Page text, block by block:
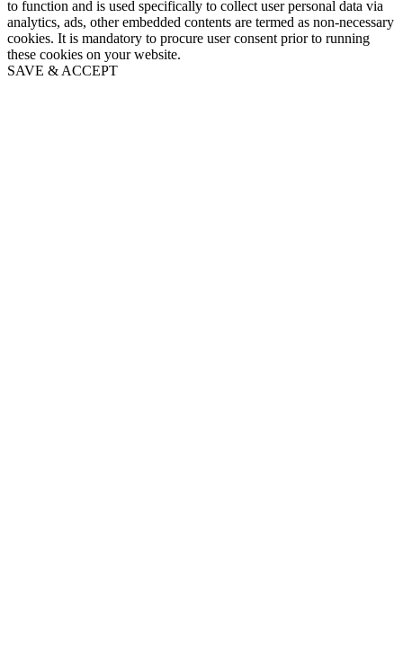
to function and is used specifically to collect user personal data via
analytics, ads, other embedded contents are termed as non-necessary
cookies. It is mandatory to procure user consent prior to running
these cookies on your website.
SAVE & ACCEPT